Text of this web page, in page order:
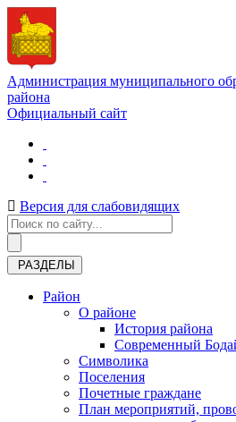
Администрация муниципального
района
Официальный сайт
Версия для слабовидящих
РАЗДЕЛЫ
Район
О районе
История района
Современный
Символика
Поселения
Почетные граждане
План мероприятий,